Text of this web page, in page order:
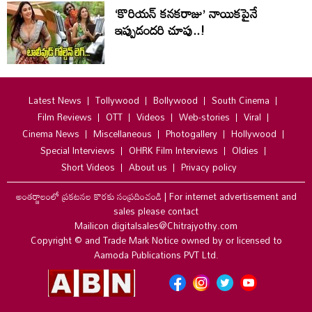
‘కొరియన్ కనకరాజు’ నాయికపైనే
ఇప్పుడందరి చూపు..!
Latest News Tollywood Bollywood
South Cinema
Film Reviews
OTT Videos Web-stories
Viral
Cinema News
Miscellaneous Photogallery
Hollywood
Special Interviews
OHRK Film Interviews
Oldies
Short Videos
About us
Privacy policy
అంతర్జాలంలో ప్రకటనల కొరకు సంప్రదించండి|For internet advertisement and
sales please contact
Mailicon digitalsales@Chitrajyothy.com
Copyright © and Trade Mark Notice owned by or licensed to
Aamoda Publications PVT Ltd.